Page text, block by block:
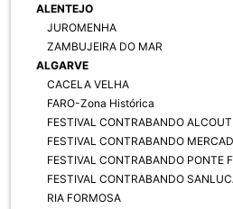
ALENTEJO
JUROMENHA
ZAMBUJEIRA DO MAR
ALGARVE
CACELA VELHA
FARO-Zona Histórica
FESTIVAL CONTRABANDO
FESTIVAL CONTRABANDO
FESTIVAL CONTRABANDO PONTE
FESTIVAL CONTRABANDO
RIA FORMOSA